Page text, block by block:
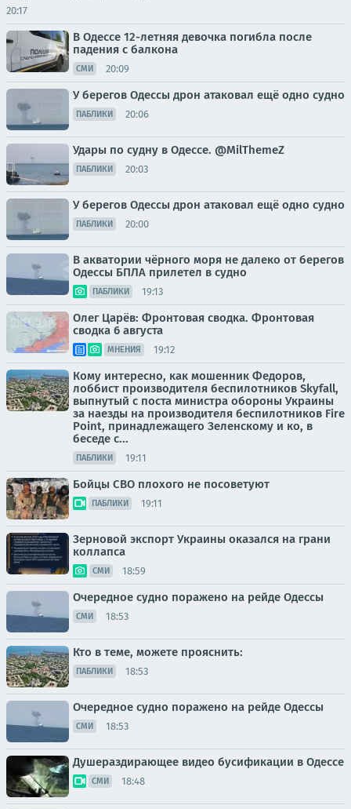
20:17
В Одессе 12-летняя девочка погибла после
падения с балкона
СМИ 20:09
У берегов Одессы дрон атаковал ещё одно судно
ПАБЛИКИ 20:06
Удары по судну в Одессе. @MilThemeZ
ПАБЛИКИ 20:03
У берегов Одессы дрон атаковал ещё одно судно
ПАБЛИКИ 20:00
В акватории чёрного моря не далеко от берегов
Одессы БПЛА прилетел в судно
ПАБЛИКИ 19:13
Олег Царёв: Фронтовая сводка. Фронтовая
сводка 6 августа
МНЕНИЯ 19:12
Кому интересно, как мошенник Федоров,
лоббист производителя беспилотников Skyfall,
выпнутый с поста министра обороны Украины
за наезды на производителя беспилотников Fire
Point, принадлежащего Зеленскому и ко, в
беседе с...
ПАБЛИКИ 19:11
Бойцы СВО плохого не посоветуют
ПАБЛИКИ 19:11
Зерновой экспорт Украины оказался на грани
коллапса
СМИ 18:59
Очередное судно поражено на рейде Одессы
СМИ 18:53
Кто в теме, можете прояснить:
ПАБЛИКИ 18:53
Очередное судно поражено на рейде Одессы
СМИ 18:53
Душераздирающее видео бусификации в Одессе
СМИ 18:48